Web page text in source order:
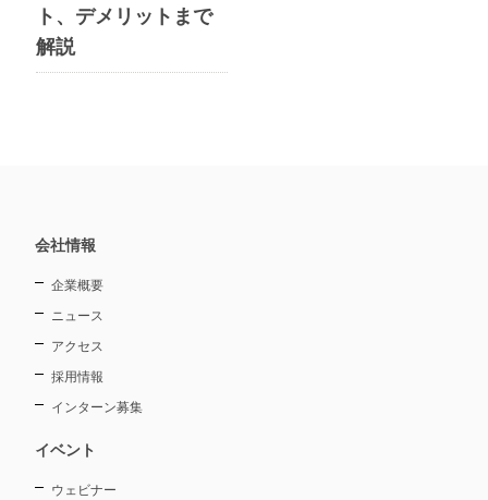
ト、デメリットまで
解説
会社情報
企業概要
ニュース
アクセス
採用情報
インターン募集
イベント
ウェビナー